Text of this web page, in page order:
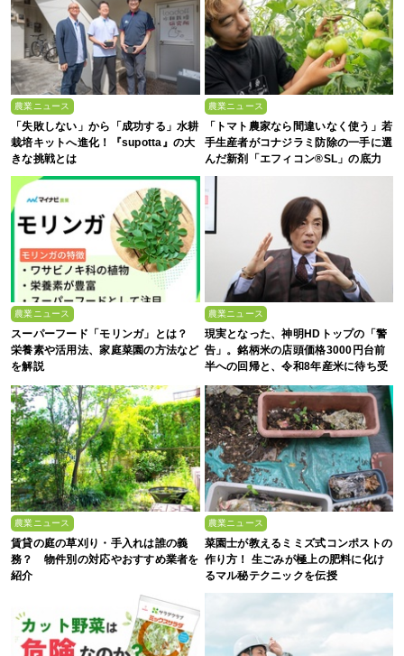
農業ニュース
「失敗しない」から「成功する」水耕
栽培キットへ進化！『supotta』の大
きな挑戦とは
農業ニュース
「トマト農家なら間違いなく使う」若
手生産者がコナジラミ防除の一手に選
んだ新剤「エフィコン®SL」の底力
農業ニュース
スーパーフード「モリンガ」とは？
栄養素や活用法、家庭菜園の方法など
を解説
農業ニュース
現実となった、神明HDトップの「警
告」。銘柄米の店頭価格3000円台前
半への回帰と、令和8年産米に待ち受
農業ニュース
賃貸の庭の草刈り・手入れは誰の義
務？ 物件別の対応やおすすめ業者を
紹介
農業ニュース
菜園士が教えるミミズ式コンポストの
作り方！ 生ごみが極上の肥料に化け
るマル秘テクニックを伝授